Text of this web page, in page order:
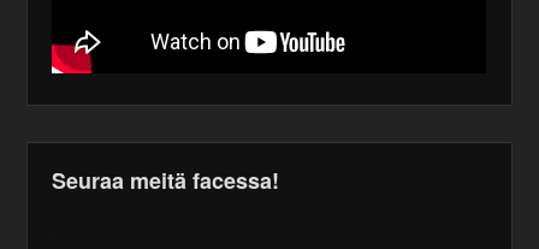
Seuraa meitä facessa!